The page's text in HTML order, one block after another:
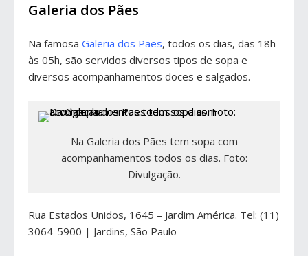
Galeria dos Pães
Na famosa Galeria dos Pães, todos os dias, das 18h
às 05h, são servidos diversos tipos de sopa e
diversos acompanhamentos doces e salgados.
Na Galeria dos Pães tem sopa com
acompanhamentos todos os dias. Foto:
Divulgação.
Rua Estados Unidos, 1645 – Jardim América. Tel: (11)
3064-5900 | Jardins, São Paulo